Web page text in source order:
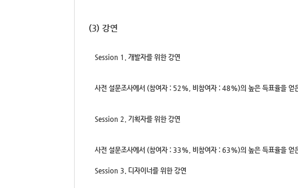
(3) 강연
Session 1. 개발자를 위한 강연
사전 설문조사에서 (참여자 : 52%, 비참여자 : 48%)의 높은 득표율을 얻
Session 2. 기획자를 위한 강연
사전 설문조사에서 (참여자 : 33%, 비참여자 : 63%)의 높은 득표율을 얻
Session 3. 디자이너를 위한 강연